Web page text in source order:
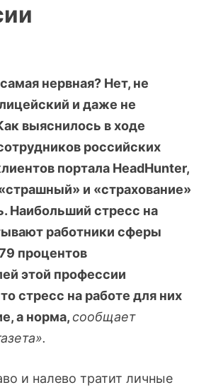
нервная? Нет, не
и даже не
выяснилось в ходе
российских
портала HeadHunter,
и «страхование»
Наибольший стресс на
работники сферы
процентов
этой профессии
стресс на работе для них
а норма, сообщает
и налево тратит личные